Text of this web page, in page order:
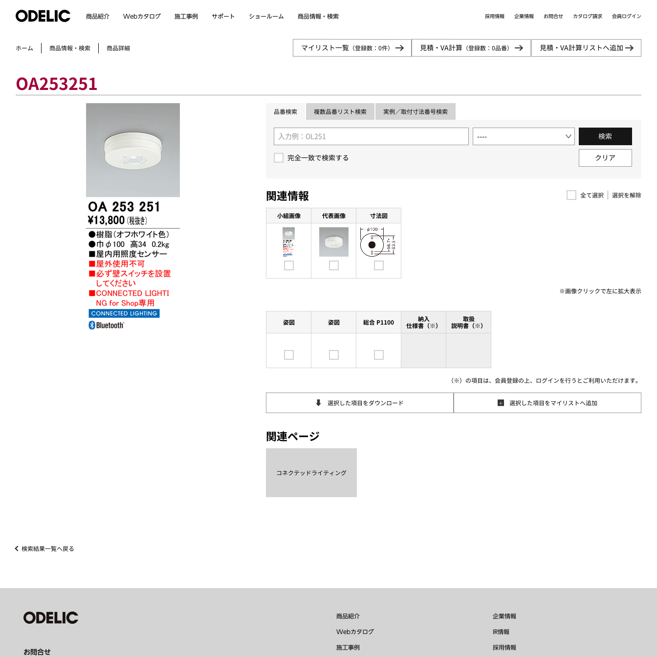
商品紹介 Webカタログ 施工事例 サポート ショールーム 商品情報・検索 採用情報 企業情報 お問合せ カタログ請求 会員ログイン
ホーム 商品情報・検索 商品詳細 マイリスト一覧 （登録数：0件） 見積・VA計算 （登録数：0品番） 見積・VA計算リストへ追加
OA253251
品番検索 複数品番リスト検索 実例／取付寸法番号検索
完全一致で検索する
検索
クリア
関連情報 全て選択 選択を解除
小組画像 代表画像 寸法図
※画像クリックで左に拡大表示
姿図 姿図 総合 P1100
納入
仕様書（※）
取扱
説明書（※）
（※）の項目は、会員登録の上、ログインを行うとご利用いただけます。
選択した項目をダウンロード 選択した項目をマイリストへ追加
関連ページ
コネクテッドライティング
検索結果一覧へ戻る
お問合せ
商品紹介
Webカタログ
施工事例
企業情報
IR情報
採用情報